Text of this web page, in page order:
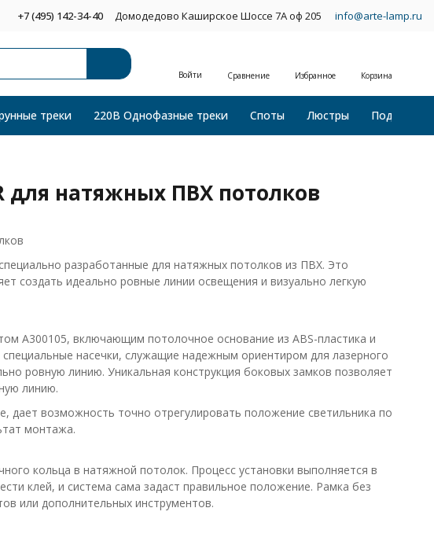
+7 (495) 142-34-40 Домодедово Каширское Шоссе 7А оф 205 info@arte-lamp.ru
Войти Сравнение Избранное Корзина
треки 220В Однофазные треки Споты Люстры Подвесные
для натяжных ПВХ потолков
разработанные для натяжных потолков из ПВХ. Это
создать идеально ровные линии освещения и визуально легкую
А300105, включающим потолочное основание из ABS-пластика и
насечки, служащие надежным ориентиром для лазерного
ровную линию. Уникальная конструкция боковых замков позволяет
линию.
возможность точно отрегулировать положение светильника по
монтажа.
кольца в натяжной потолок. Процесс установки выполняется в
клей, и система сама задаст правильное положение. Рамка без
или дополнительных инструментов.